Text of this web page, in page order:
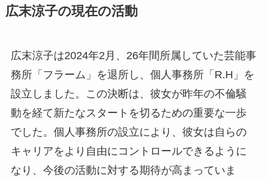
広末涼子の現在の活動
広末涼子は2024年2月、26年間所属していた芸能事
務所「フラーム」を退所し、個人事務所「R.H」を
設立しました。この決断は、彼女が昨年の不倫騒
動を経て新たなスタートを切るための重要な一歩
でした。個人事務所の設立により、彼女は自らの
キャリアをより自由にコントロールできるように
なり、今後の活動に対する期待が高まっていま